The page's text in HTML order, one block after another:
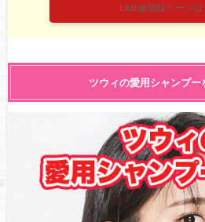
LINE@登録ページ
ツウィの愛用シャンプー